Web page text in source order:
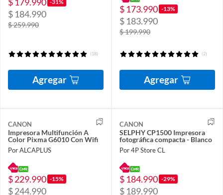
-31%
$ 184.990
$ 259.990
(18)
Agregar
$ 173.990 -13%
$ 183.990
$ 199.990
(2)
Agregar
CANON
Impresora Multifunción A
Color Pixma G6010 Con Wifi
Por ALCAPLUS
$ 229.990 -15%
$ 244.990
CANON
SELPHY CP1500 Impresora
fotográfica compacta - Blanco
Por 4P Store CL
$ 184.990 -29%
$ 189.990